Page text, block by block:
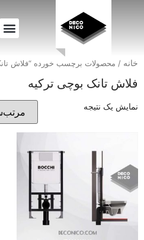
خانه / محصولات برچسب خورده “فلاش
فلاش تانک بوچی ترکیه
نمایش یک نتیجه